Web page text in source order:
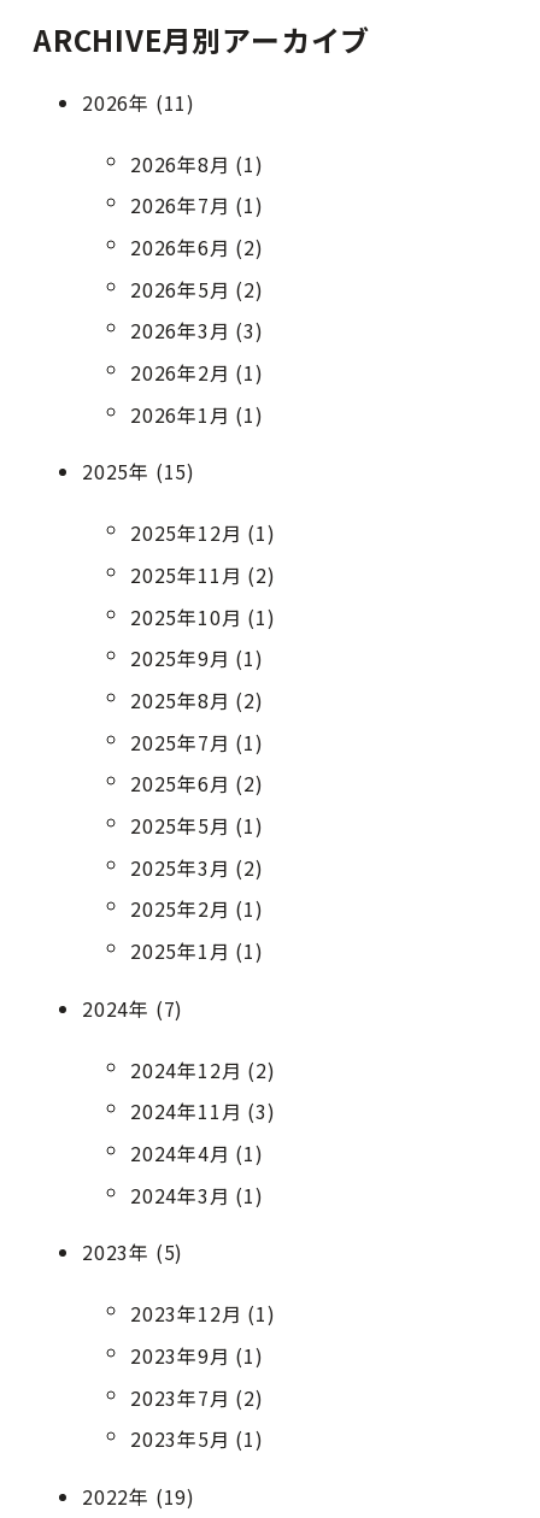
ARCHIVE月別アーカイブ
2026年 (11)
2026年8月 (1)
2026年7月 (1)
2026年6月 (2)
2026年5月 (2)
2026年3月 (3)
2026年2月 (1)
2026年1月 (1)
2025年 (15)
2025年12月 (1)
2025年11月 (2)
2025年10月 (1)
2025年9月 (1)
2025年8月 (2)
2025年7月 (1)
2025年6月 (2)
2025年5月 (1)
2025年3月 (2)
2025年2月 (1)
2025年1月 (1)
2024年 (7)
2024年12月 (2)
2024年11月 (3)
2024年4月 (1)
2024年3月 (1)
2023年 (5)
2023年12月 (1)
2023年9月 (1)
2023年7月 (2)
2023年5月 (1)
2022年 (19)